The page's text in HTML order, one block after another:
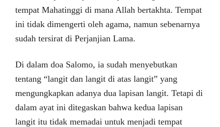
tempat Mahatinggi di mana Allah bertakhta. Tempat
ini tidak dimengerti oleh agama, namun sebenarnya
sudah tersirat di Perjanjian Lama.
Di dalam doa Salomo, ia sudah menyebutkan
tentang “langit dan langit di atas langit” yang
mengungkapkan adanya dua lapisan langit. Tetapi di
dalam ayat ini ditegaskan bahwa kedua lapisan
langit itu tidak memadai untuk menjadi tempat